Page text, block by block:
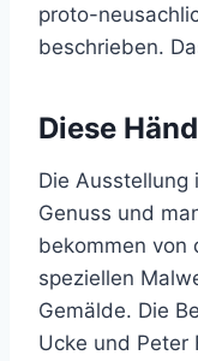
proto-
beschrieben.
Diese
Die Ausstellung
Genuss und
bekommen von
speziellen
Gemälde. Die
Ucke und Peter